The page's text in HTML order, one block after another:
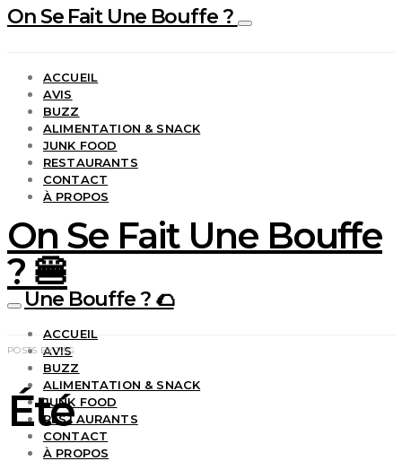
On Se Fait Une Bouffe ?
ACCUEIL
AVIS
BUZZ
ALIMENTATION & SNACK
JUNK FOOD
RESTAURANTS
CONTACT
À PROPOS
On Se Fait Une Bouffe
? 🍔
Une Bouffe ? 🌮
ACCUEIL
AVIS
BUZZ
ALIMENTATION & SNACK
JUNK FOOD
RESTAURANTS
CONTACT
À PROPOS
POSTS BY TAG
Été